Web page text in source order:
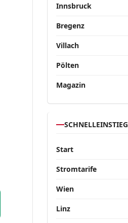
Innsbruck
Bregenz
Villach
Pölten
Magazin
SCHNELLEINSTIEG
Start
Stromtarife
Wien
Linz